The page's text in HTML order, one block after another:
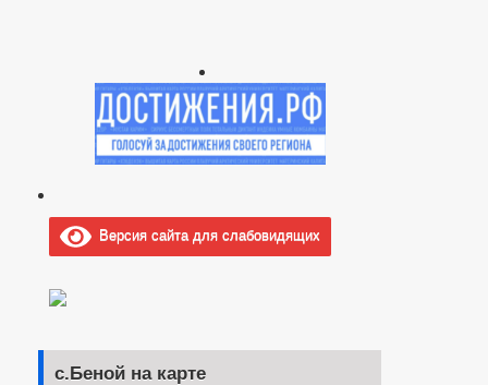
Версия сайта для слабовидящих
с.Беной на карте